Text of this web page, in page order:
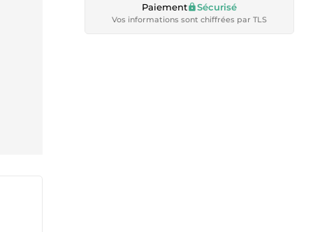
Paiement Sécurisé
Vos informations sont chiffrées par TLS